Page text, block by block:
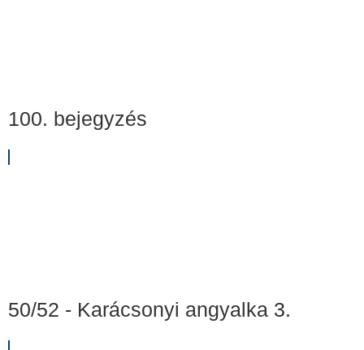
100. bejegyzés
50/52 - Karácsonyi angyalka 3.